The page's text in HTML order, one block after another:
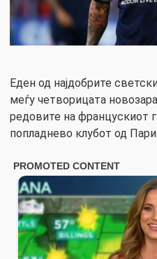
Еден од најдобрите
меѓу четворицата
редовите на францускиот
попладнево клубот од